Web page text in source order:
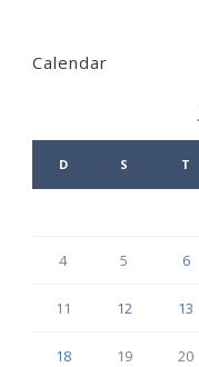
Calendar
D S T
4 5 6
11 12 13
18 19 20